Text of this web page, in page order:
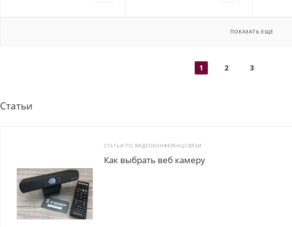
ПОКАЗАТЬ ЕЩЕ
1 2 3
Статьи
СТАТЬИ ПО ВИДЕОКОНФЕРЕНЦСВЯЗИ
Как выбрать веб камеру